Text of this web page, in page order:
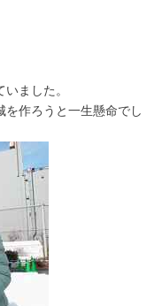
ました。
を作ろうと一生懸命でし